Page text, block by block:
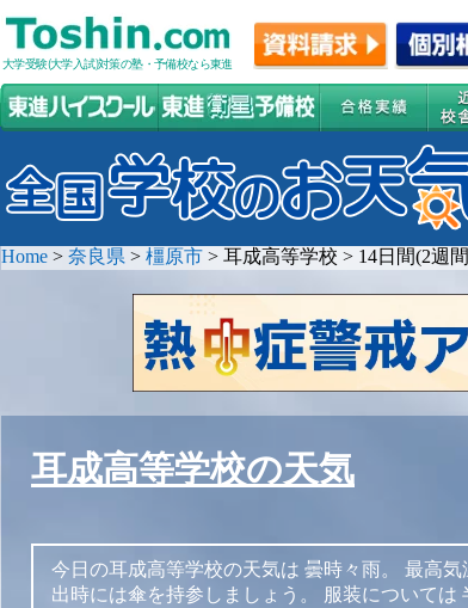
大学受験(大学入試)対策の塾・予備校なら東進
Home > 奈良県 > 橿原市 > 耳成高等学校 > 14日間(2週
耳成高等学校の天気
今日の耳成高等学校の天気は 曇時々雨。 最高気
出時には傘を持参しましょう。
服装については